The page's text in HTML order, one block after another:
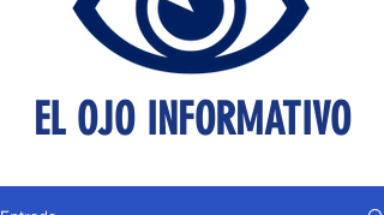
EL OJO INFORMATIVO